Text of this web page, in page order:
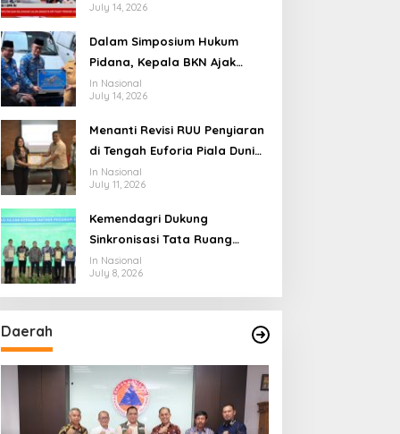
Transformasi Menuju
Ekosistem Penyiaran yang
Adaptif
July 14, 2026
Dalam Simposium Hukum
Pidana, Kepala BKN Ajak
Akademisi Jadi Mitra
Pencegahan Tindak Pidana di
Birokrasi
In Nasional
July 14, 2026
Menanti Revisi RUU Penyiaran
di Tengah Euforia Piala Dunia
2026, Akademisi: Jangan
Terus Jadi “Messi dan
Ronaldo” Legislasi
In Nasional
July 11, 2026
Kemendagri Dukung
Sinkronisasi Tata Ruang
Perbatasan RI-Malaysia di
Segmen Sinapad-Sesai
In Nasional
July 8, 2026
Daerah